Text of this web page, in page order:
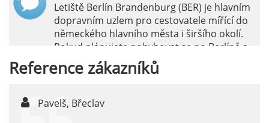
Letiště Berlín Brandenburg (BER) je hlavním
dopravním uzlem pro cestovatele mířící do
německého hlavního města i širšího okolí.
Pokud plánujete pohybovat se po Berlíně a
okolních regionech bez omezení, pronájem
auta přímo na letišti je ideální volbou.
Reference zákazníků
Pavelš, Břeclav